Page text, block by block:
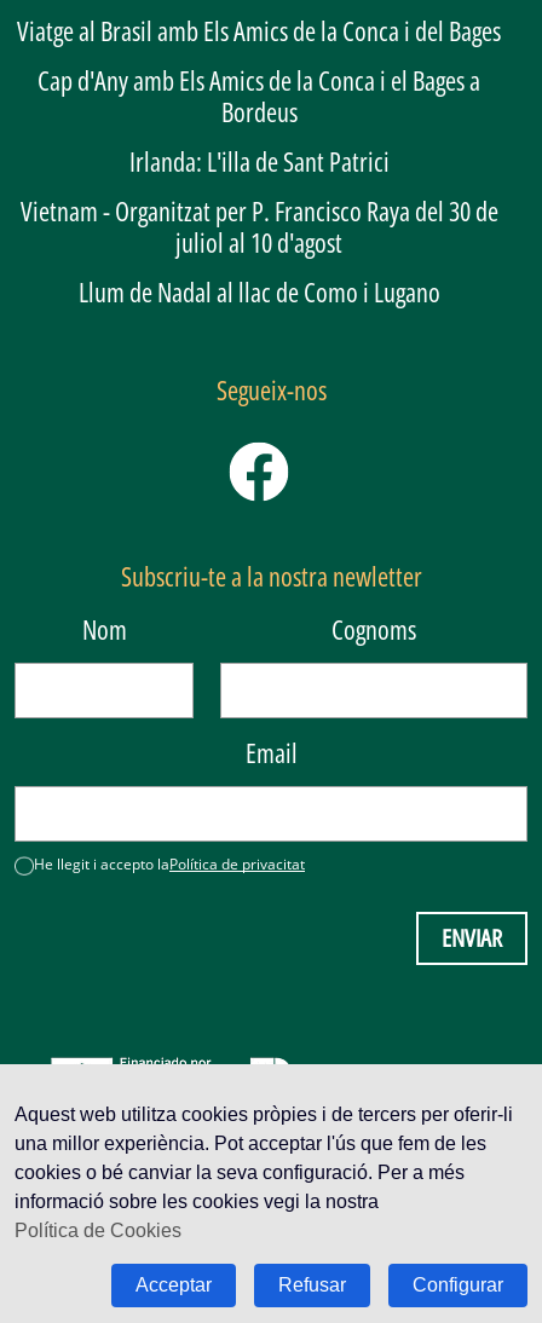
Viatge al Brasil amb Els Amics de la Conca i del Bages
Cap d'Any amb Els Amics de la Conca i el Bages a
Bordeus
Irlanda: L'illa de Sant Patrici
Vietnam - Organitzat per P. Francisco Raya del 30 de
juliol al 10 d'agost
Llum de Nadal al llac de Como i Lugano
Segueix-nos
Subscriu-te a la nostra newletter
Nom
Cognoms
Email
He llegit i accepto laPolítica de privacitat
ENVIAR
Política de privacitat
Aquest web utilitza cookies pròpies i de tercers per oferir-li
una millor experiència. Pot acceptar l'ús que fem de les
cookies o bé canviar la seva configuració. Per a més
informació sobre les cookies vegi la nostra
Política de Cookies
Configurar
Refusar
Acceptar